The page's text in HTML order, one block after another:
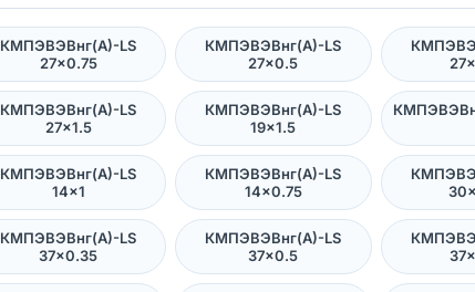
КМПЭВЭВнг(А)-LS
27×0.75
КМПЭВЭВнг(А)-LS
27×0.5
КМПЭВЭВнг(А)-LS
27×1.5
КМПЭВЭВнг(А)-LS
19×1.5
КМПЭВЭВнг(А)-LS
14×1
КМПЭВЭВнг(А)-LS
14×0.75
КМПЭВЭВнг(А)-LS
37×0.35
КМПЭВЭВнг(А)-LS
37×0.5